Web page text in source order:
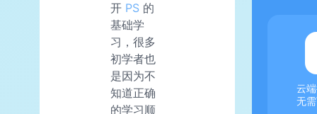
开 PS 的
基础学
习，很多
初学者也
是因为不
知道正确
的学习顺
云
无